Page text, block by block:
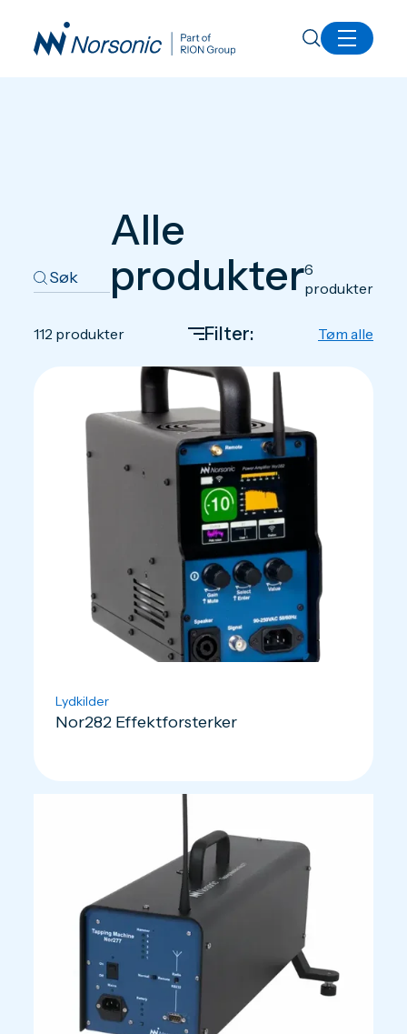
Alle
produkter6
produkter
112 produkter Filter: Tøm alle
Lydkilder
Nor282 Effektforsterker